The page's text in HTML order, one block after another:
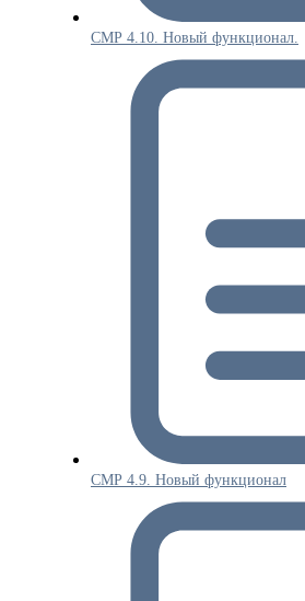
СМР 4.10. Новый функционал.
СМР 4.9. Новый функционал